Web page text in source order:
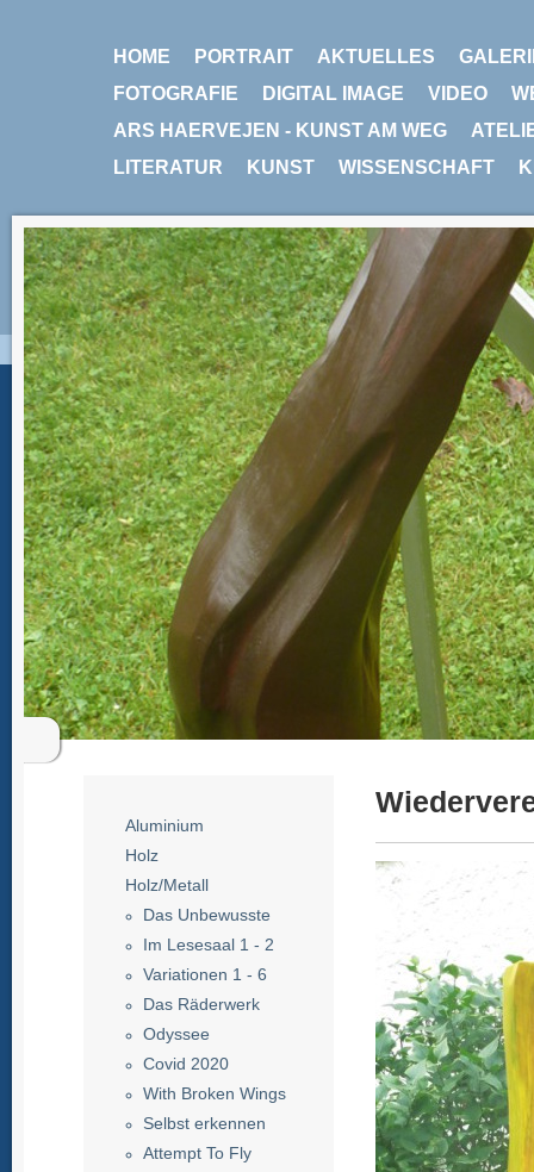
HOME PORTRAIT AKTUELLES
FOTOGRAFIE
DIGITAL IMAGE VIDEO
ARS HAERVEJEN - KUNST AM WEG
LITERATUR
KUNST WISSENSCHAFT
Aluminium
Holz
Holz/Metall
Das Unbewusste
Im Lesesaal 1 - 2
Variationen 1 - 6
Das Räderwerk
Odyssee
Covid 2020
With Broken Wings
Selbst erkennen
Attempt To Fly